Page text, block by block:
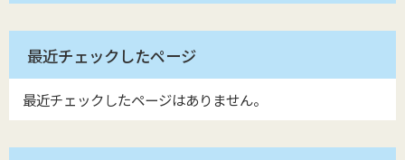
最近チェックしたページ
最近チェックしたページはありません。